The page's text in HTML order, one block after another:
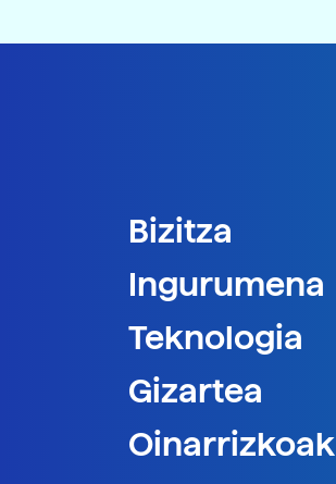
Bizitza
Ingurumena
Teknologia
Gizartea
Oinarrizkoak